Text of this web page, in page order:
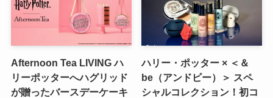
Afternoon Tea LIVING ハ
リーポッターへハグリッド
が贈ったバースデーケーキ
ハリー・ポッター × ＜＆
be（アンドビー）＞ スペ
シャルコレクション！初コ